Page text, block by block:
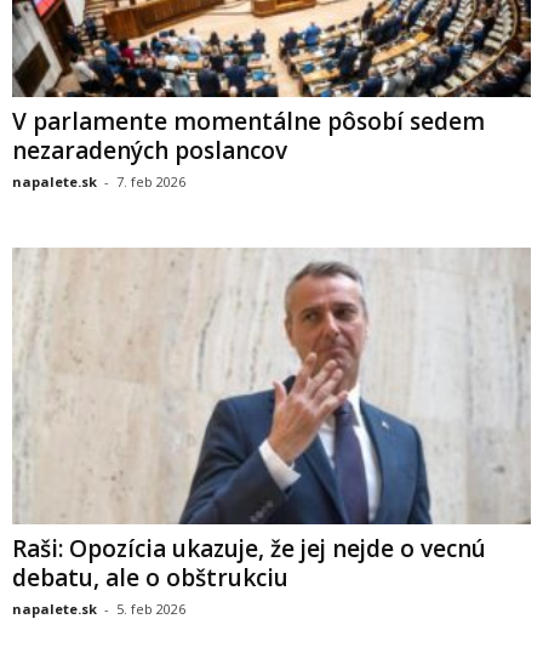
V parlamente momentálne pôsobí sedem
nezaradených poslancov
napalete.sk - 7. feb 2026
Raši: Opozícia ukazuje, že jej nejde o vecnú
debatu, ale o obštrukciu
napalete.sk - 5. feb 2026